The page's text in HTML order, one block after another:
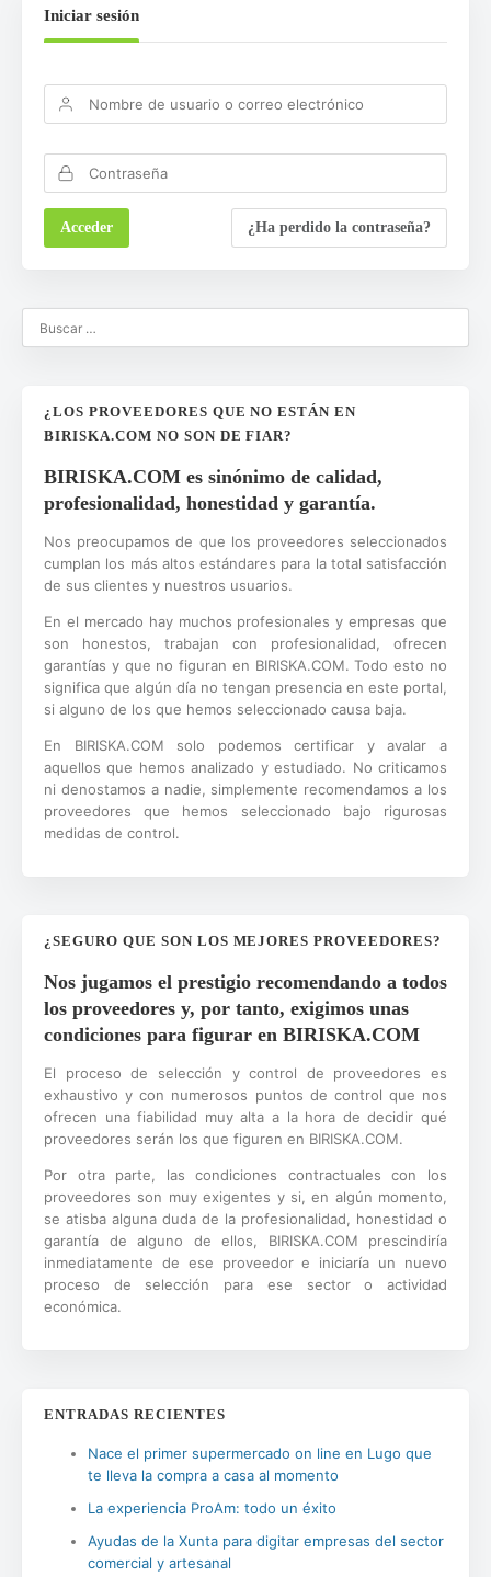
Iniciar sesión
¿Ha perdido la contraseña?
¿LOS PROVEEDORES QUE NO ESTÁN EN
BIRISKA.COM NO SON DE FIAR?
BIRISKA.COM es sinónimo de calidad,
profesionalidad, honestidad y garantía.
Nos preocupamos de que los proveedores seleccionados
cumplan los más altos estándares para la total satisfacción
de sus clientes y nuestros usuarios.
En el mercado hay muchos profesionales y empresas que
son honestos, trabajan con profesionalidad, ofrecen
garantías y que no figuran en BIRISKA.COM. Todo esto no
significa que algún día no tengan presencia en este portal,
si alguno de los que hemos seleccionado causa baja.
En BIRISKA.COM solo podemos certificar y avalar a
aquellos que hemos analizado y estudiado. No criticamos
ni denostamos a nadie, simplemente recomendamos a los
proveedores que hemos seleccionado bajo rigurosas
medidas de control.
¿SEGURO QUE SON LOS MEJORES PROVEEDORES?
Nos jugamos el prestigio recomendando a todos
los proveedores y, por tanto, exigimos unas
condiciones para figurar en BIRISKA.COM
El proceso de selección y control de proveedores es
exhaustivo y con numerosos puntos de control que nos
ofrecen una fiabilidad muy alta a la hora de decidir qué
proveedores serán los que figuren en BIRISKA.COM.
Por otra parte, las condiciones contractuales con los
proveedores son muy exigentes y si, en algún momento,
se atisba alguna duda de la profesionalidad, honestidad o
garantía de alguno de ellos, BIRISKA.COM prescindiría
inmediatamente de ese proveedor e iniciaría un nuevo
proceso de selección para ese sector o actividad
económica.
ENTRADAS RECIENTES
Nace el primer supermercado on line en Lugo que
te lleva la compra a casa al momento
La experiencia ProAm: todo un éxito
Ayudas de la Xunta para digitar empresas del sector
comercial y artesanal